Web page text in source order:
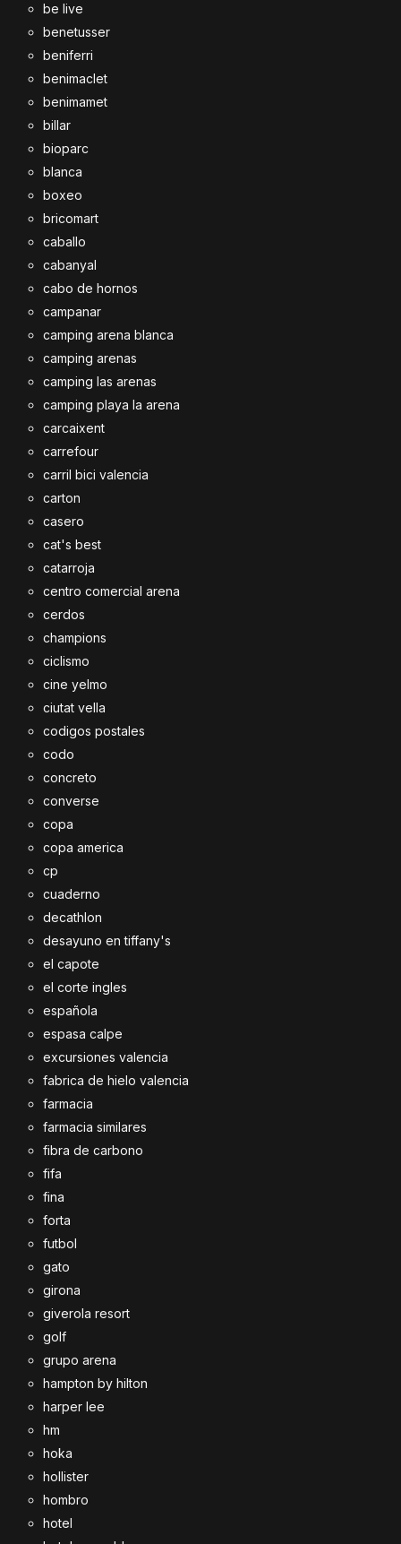
be live
benetusser
beniferri
benimaclet
benimamet
billar
bioparc
blanca
boxeo
bricomart
caballo
cabanyal
cabo de hornos
campanar
camping arena blanca
camping arenas
camping las arenas
camping playa la arena
carcaixent
carrefour
carril bici valencia
carton
casero
cat's best
catarroja
centro comercial arena
cerdos
champions
ciclismo
cine yelmo
ciutat vella
codigos postales
codo
concreto
converse
copa
copa america
cp
cuaderno
decathlon
desayuno en tiffany's
el capote
el corte ingles
española
espasa calpe
excursiones valencia
fabrica de hielo valencia
farmacia
farmacia similares
fibra de carbono
fifa
fina
forta
futbol
gato
girona
giverola resort
golf
grupo arena
hampton by hilton
harper lee
hm
hoka
hollister
hombro
hotel